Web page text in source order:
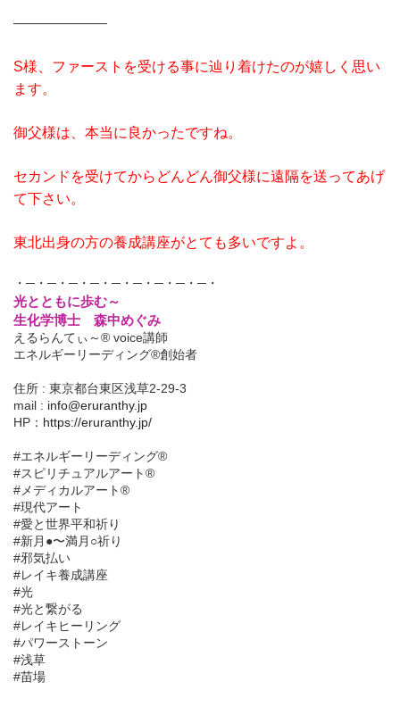
——————–
S様、ファーストを受ける事に辿り着けたのが嬉しく思い
ます。
御父様は、本当に良かったですね。
セカンドを受けてからどんどん御父様に遠隔を送ってあげ
て下さい。
東北出身の方の養成講座がとても多いですよ。
・─・─・─・─・─・─・─・─・─・
光とともに歩む～
生化学博士 森中めぐみ
えるらんてぃ～® voice講師
エネルギーリーディング®創始者
住所 : 東京都台東区浅草2-29-3
mail : info@eruranthy.jp
HP： https://eruranthy.jp/
#エネルギーリーディング®︎
#スピリチュアルアート®︎
#メディカルアート®︎
#現代アート
#愛と世界平和祈り
#新月●〜満月○祈り
#邪気払い
#レイキ養成講座
#光
#光と繋がる
#レイキヒーリング
#パワーストーン
#浅草
#苗場